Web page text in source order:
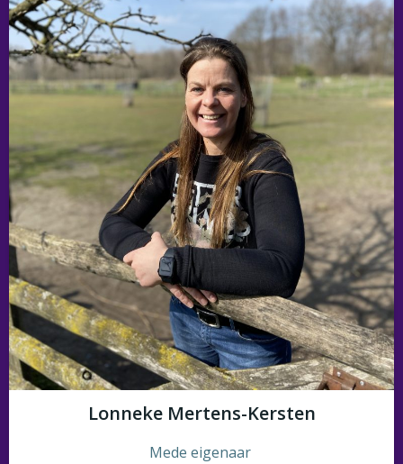
Lonneke Mertens-Kersten
Mede eigenaar